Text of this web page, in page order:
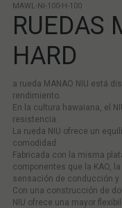
MAWL-NI-100-H-100
RUEDAS
HARD
a rueda MANAO NIU está
rendimiento.
En la cultura hawaiana, el
resistencia.
La rueda NIU ofrece un
comodidad.
Fabricada con la misma
componentes que la KAO,
sensación de conducción y
Con una construcción de
NIU ofrece una mayor